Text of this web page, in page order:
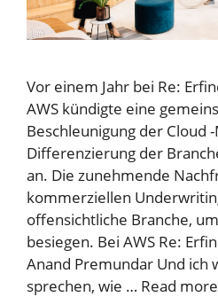
Vor einem Jahr bei Re:
AWS kündigte eine
Beschleunigung der Cloud
Differenzierung der
an. Die zunehmende
kommerziellen
offensichtliche Branche,
besiegen. Bei AWS Re:
Anand Premundar Und ich
sprechen, wie … Read more